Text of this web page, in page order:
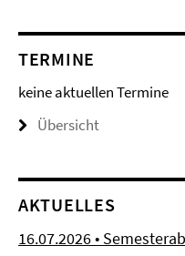
TERMINE
keine aktuellen Termine
Übersicht
AKTUELLES
16.07.2026 •